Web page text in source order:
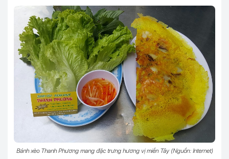
Bánh xèo Thanh Phương mang đặc trưng hương vị miền Tây (Nguồn: Internet)